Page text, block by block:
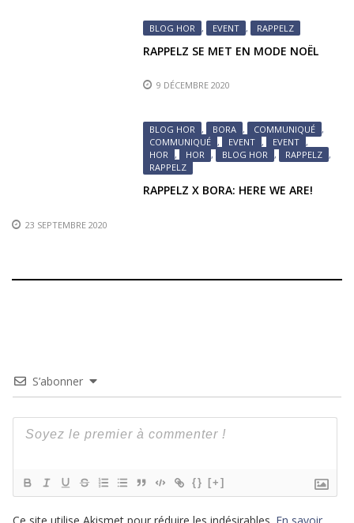
BLOG HOR , EVENT , RAPPELZ
RAPPELZ SE MET EN MODE NOËL
9 DÉCEMBRE 2020
BLOG HOR , BORA , COMMUNIQUÉ ,
COMMUNIQUÉ , EVENT , EVENT ,
HOR , HOR , BLOG HOR , RAPPELZ ,
RAPPELZ
RAPPELZ X BORA: HERE WE ARE!
23 SEPTEMBRE 2020
S’abonner
{} [+]
Ce site utilise Akismet pour réduire les indésirables. En savoir